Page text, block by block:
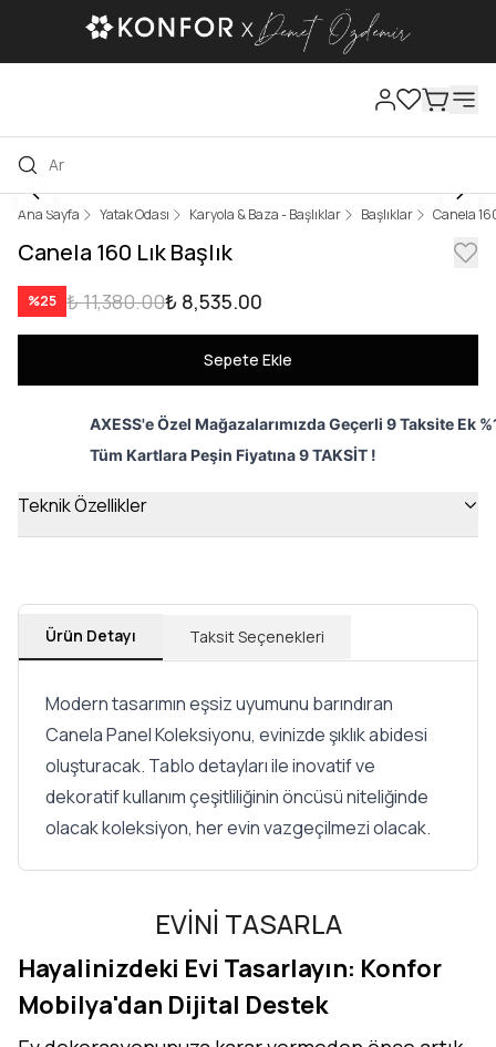
Ana Sayfa Yatak Odası Karyola & Baza - Başlıklar Başlıklar Canela
Canela 160 Lık Başlık
%25 ₺ 11,380.00₺ 8,535.00
Sepete Ekle
AXESS'e Özel Mağazalarımızda Geçerli 9 Taksite Ek
Tüm Kartlara Peşin Fiyatına 9 TAKSİT !
Teknik Özellikler
Ürün Detayı Taksit Seçenekleri
Modern tasarımın eşsiz uyumunu barındıran
Canela Panel Koleksiyonu, evinizde şıklık abidesi
oluşturacak. Tablo detayları ile inovatif ve
dekoratif kullanım çeşitliliğinin öncüsü niteliğinde
olacak koleksiyon, her evin vazgeçilmezi olacak.
EVİNİ TASARLA
Hayalinizdeki Evi Tasarlayın: Konfor
Mobilya'dan Dijital Destek